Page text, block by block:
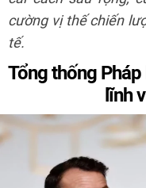
cường vị thế chiến
tế.
Tổng thống
lĩnh